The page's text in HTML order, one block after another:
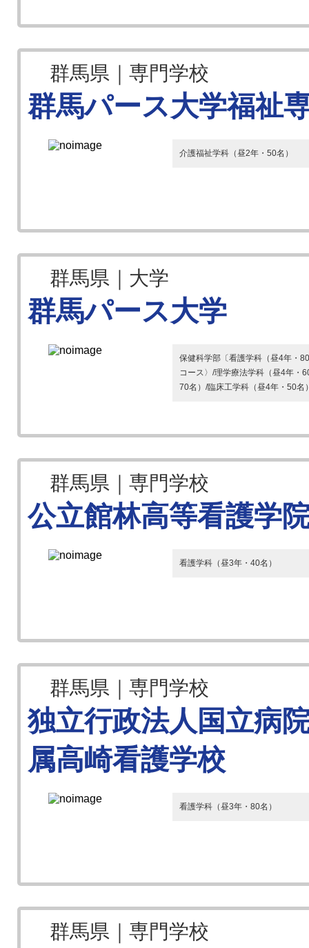
群馬県｜専門学校
群馬パース大学福祉
介護福祉学科（昼2年・50名）
群馬県｜大学
群馬パース大学
保健科学部〔看護学科（昼4年・
コース〉/理学療法学科（昼4年・
70名）/臨床工学科（昼4年・50名
群馬県｜専門学校
公立館林高等看護学
看護学科（昼3年・40名）
群馬県｜専門学校
独立行政法人国立病
属高崎看護学校
看護学科（昼3年・80名）
群馬県｜専門学校